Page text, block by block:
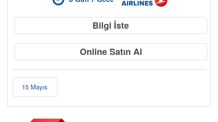
Bilgi İste
Online Satın Al
15 Mayıs